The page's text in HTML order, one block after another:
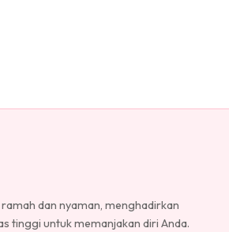
dan nyaman, menghadirkan
tinggi untuk memanjakan diri Anda.